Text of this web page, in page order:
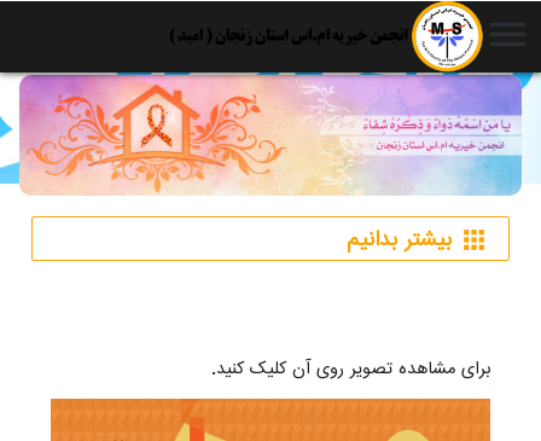
menu
apps بیشتر بدانیم
برای مشاهده تصویر روی آن کلیک کنید.